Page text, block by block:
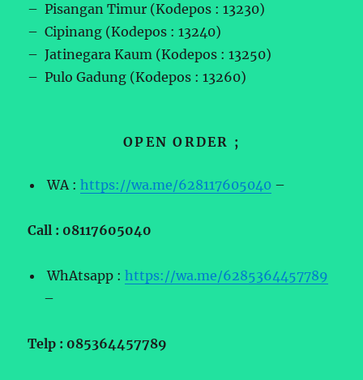
– Pisangan Timur (Kodepos : 13230)
– Cipinang (Kodepos : 13240)
– Jatinegara Kaum (Kodepos : 13250)
– Pulo Gadung (Kodepos : 13260)
OPEN ORDER ;
WA :https://wa.me/628117605040 –
Call : 08117605040
WhAtsapp :https://wa.me/6285364457789
–
Telp : 085364457789